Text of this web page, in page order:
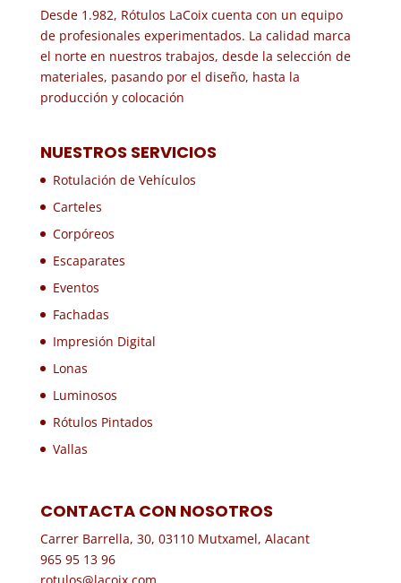
Desde 1.982, Rótulos LaCoix cuenta con un equipo
de profesionales experimentados. La calidad marca
el norte en nuestros trabajos, desde la selección de
materiales, pasando por el diseño, hasta la
producción y colocación
NUESTROS SERVICIOS
Rotulación de Vehículos
Carteles
Corpóreos
Escaparates
Eventos
Fachadas
Impresión Digital
Lonas
Luminosos
Rótulos Pintados
Vallas
CONTACTA CON NOSOTROS
Carrer Barrella, 30, 03110 Mutxamel, Alacant
965 95 13 96
rotulos@lacoix.com